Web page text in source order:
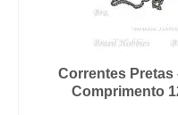
Correntes Pretas
Comprimento